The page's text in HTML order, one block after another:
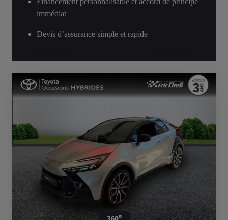
immédiat
Devis d’assurance simple et rapide